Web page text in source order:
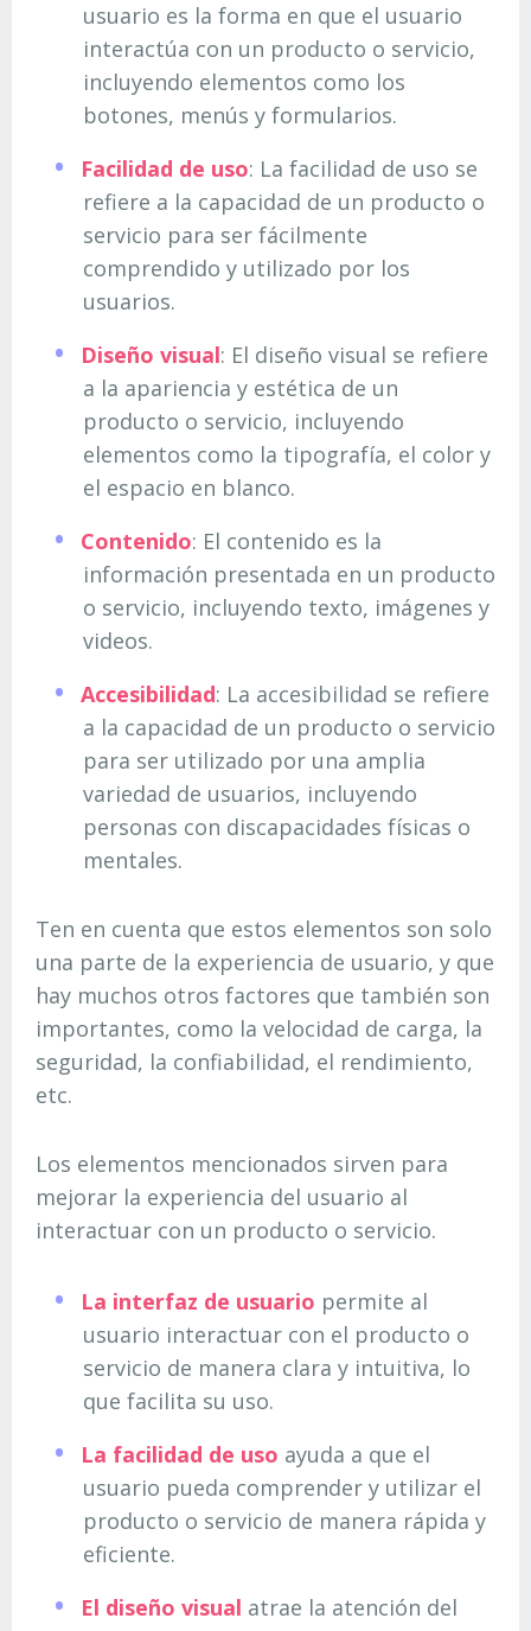
usuario es la forma en que el usuario
interactúa con un producto o servicio,
incluyendo elementos como los
botones, menús y formularios.
Facilidad de uso: La facilidad de uso se
refiere a la capacidad de un producto o
servicio para ser fácilmente
comprendido y utilizado por los
usuarios.
Diseño visual: El diseño visual se refiere
a la apariencia y estética de un
producto o servicio, incluyendo
elementos como la tipografía, el color y
el espacio en blanco.
Contenido: El contenido es la
información presentada en un producto
o servicio, incluyendo texto, imágenes y
videos.
Accesibilidad: La accesibilidad se refiere
a la capacidad de un producto o servicio
para ser utilizado por una amplia
variedad de usuarios, incluyendo
personas con discapacidades físicas o
mentales.
Ten en cuenta que estos elementos son solo
una parte de la experiencia de usuario, y que
hay muchos otros factores que también son
importantes, como la velocidad de carga, la
seguridad, la confiabilidad, el rendimiento,
etc.
Los elementos mencionados sirven para
mejorar la experiencia del usuario al
interactuar con un producto o servicio.
La interfaz de usuario permite al
usuario interactuar con el producto o
servicio de manera clara y intuitiva, lo
que facilita su uso.
La facilidad de uso ayuda a que el
usuario pueda comprender y utilizar el
producto o servicio de manera rápida y
eficiente.
El diseño visual atrae la atención del